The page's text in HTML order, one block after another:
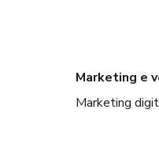
Marketing e
Marketing